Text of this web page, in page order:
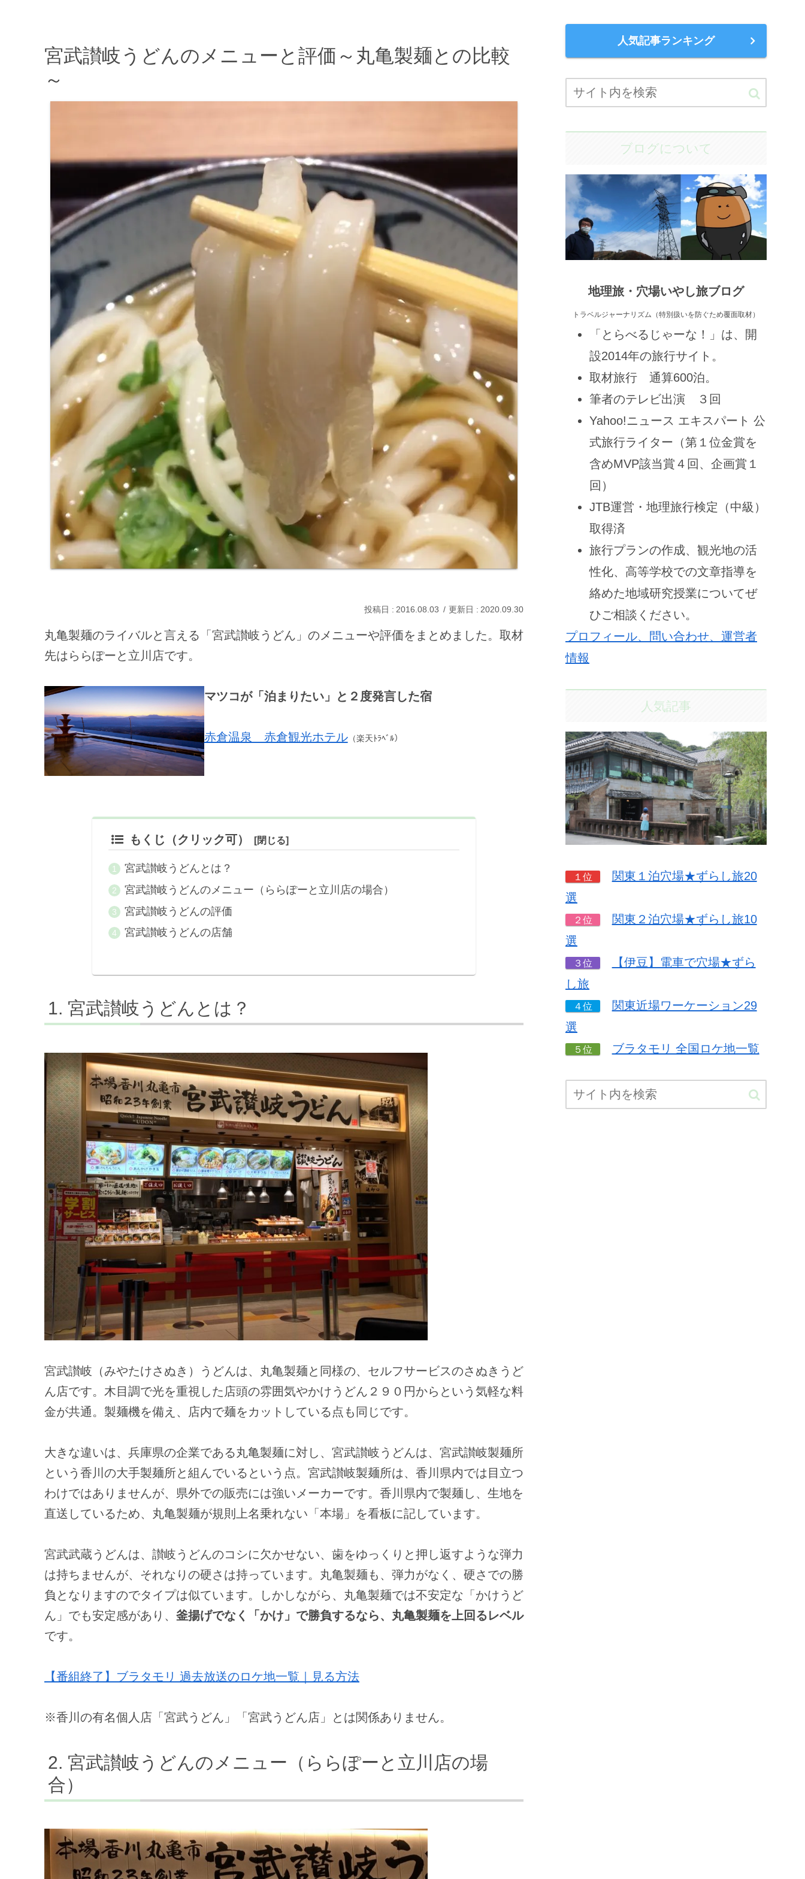
宮武讃岐うどんのメニューと評価～丸亀製麺との比較
～
2016.08.03 2020.09.30
丸亀製麺のライバルと言える「宮武讃岐うどん」のメニューや評価をまとめました。取材
先はららぽーと立川店です。
マツコが「泊まりたい」と２度発言した宿
赤倉温泉 赤倉観光ホテル（楽天ﾄﾗﾍﾞﾙ）
もくじ（クリック可）
宮武讃岐うどんとは？
宮武讃岐うどんのメニュー（ららぽーと立川店の場合）
宮武讃岐うどんの評価
宮武讃岐うどんの店舗
宮武讃岐うどんとは？
宮武讃岐（みやたけさぬき）うどんは、丸亀製麺と同様の、セルフサービスのさぬきうど
ん店です。木目調で光を重視した店頭の雰囲気やかけうどん２９０円からという気軽な料
金が共通。製麺機を備え、店内で麺をカットしている点も同じです。
大きな違いは、兵庫県の企業である丸亀製麺に対し、宮武讃岐うどんは、宮武讃岐製麺所
という香川の大手製麺所と組んでいるという点。宮武讃岐製麺所は、香川県内では目立つ
わけではありませんが、県外での販売には強いメーカーです。香川県内で製麺し、生地を
直送しているため、丸亀製麺が規則上名乗れない「本場」を看板に記しています。
宮武武蔵うどんは、讃岐うどんのコシに欠かせない、歯をゆっくりと押し返すような弾力
は持ちませんが、それなりの硬さは持っています。丸亀製麺も、弾力がなく、硬さでの勝
負となりますのでタイプは似ています。しかしながら、丸亀製麺では不安定な「かけうど
ん」でも安定感があり、 釜揚げでなく「かけ」で勝負するなら、丸亀製麺を上回るレベル
です。
【番組終了】ブラタモリ 過去放送のロケ地一覧｜見る方法
※香川の有名個人店「宮武うどん」「宮武うどん店」とは関係ありません。
宮武讃岐うどんのメニュー（ららぽーと立川店の場
合）
人気記事ランキング
ブログについて
地理旅・穴場いやし旅ブログ
トラベルジャーナリズム（特別扱いを防ぐため覆面取材）
「とらべるじゃーな！」は、開
設2014年の旅行サイト。
取材旅行 通算600泊。
筆者のテレビ出演 ３回
Yahoo!ニュース エキスパート 公
式旅行ライター（第１位金賞を
含めMVP該当賞４回、企画賞１
回）
JTB運営・地理旅行検定（中級）
取得済
旅行プランの作成、観光地の活
性化、高等学校での文章指導を
絡めた地域研究授業についてぜ
ひご相談ください。
プロフィール、問い合わせ、運営者
情報
人気記事
１位
関東１泊穴場★ずらし旅20
選
２位
関東２泊穴場★ずらし旅10
選
３位
【伊豆】電車で穴場★ずら
し旅
４位
関東近場ワーケーション29
選
５位 ブラタモリ 全国ロケ地一覧